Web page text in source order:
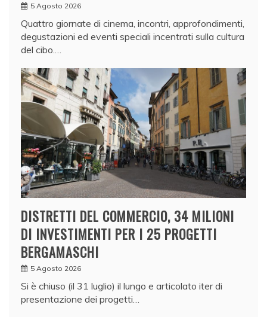
5 Agosto 2026
Quattro giornate di cinema, incontri, approfondimenti,
degustazioni ed eventi speciali incentrati sulla cultura
del cibo.…
DISTRETTI DEL COMMERCIO, 34 MILIONI
DI INVESTIMENTI PER I 25 PROGETTI
BERGAMASCHI
5 Agosto 2026
Si è chiuso (il 31 luglio) il lungo e articolato iter di
presentazione dei progetti…